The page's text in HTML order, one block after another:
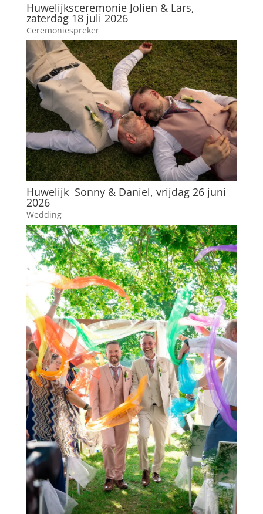
Huwelijksceremonie Jolien & Lars,
zaterdag 18 juli 2026
Ceremoniespreker
Huwelijk Sonny & Daniel, vrijdag 26 juni
2026
Wedding